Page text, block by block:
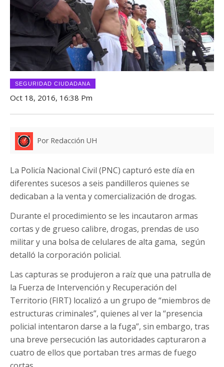
SEGURIDAD CIUDADANA
Oct 18, 2016, 16:38 Pm
Por Redacción UH
La Policía Nacional Civil (PNC) capturó este día en
diferentes sucesos a seis pandilleros quienes se
dedicaban a la venta y comercialización de drogas.
Durante el procedimiento se les incautaron armas
cortas y de grueso calibre, drogas, prendas de uso
militar y una bolsa de celulares de alta gama, según
detalló la corporación policial.
Las capturas se produjeron a raíz que una patrulla de
la Fuerza de Intervención y Recuperación del
Territorio (FIRT) localizó a un grupo de “miembros de
estructuras criminales”, quienes al ver la “presencia
policial intentaron darse a la fuga”, sin embargo, tras
una breve persecución las autoridades capturaron a
cuatro de ellos que portaban tres armas de fuego